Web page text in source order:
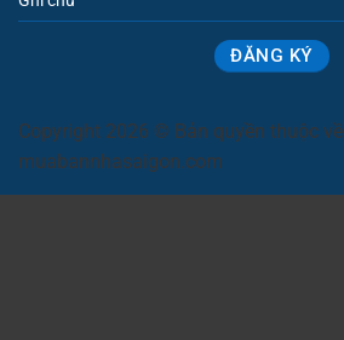
Copyright 2026 © Bản quyền thuộc về
muabannhasaigon.com